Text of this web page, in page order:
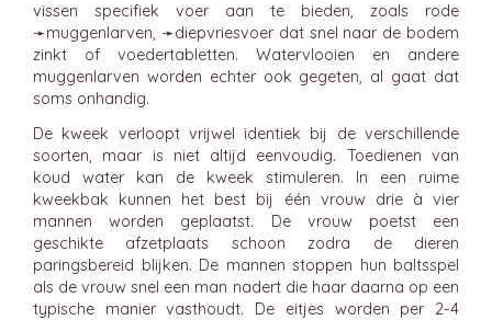
vissen specifiek voer aan te bieden, zoals rode
➛muggenlarven, ➛diepvriesvoerdat snel naar de bodem
zinkt of voedertabletten. Watervlooien en andere
muggenlarven worden echter ook gegeten, al gaat dat
soms onhandig.
De kweek verloopt vrijwel identiek bij de verschillende
soorten, maar is niet altijd eenvoudig. Toedienen van
koud water kan de kweek stimuleren. In een ruime
kweekbak kunnen het best bij één vrouw drie à vier
mannen worden geplaatst. De vrouw poetst een
geschikte afzetplaats schoon zodra de dieren
paringsbereid blijken. De mannen stoppen hun baltsspel
als de vrouw snel een man nadert die haar daarna op een
typische manier vasthoudt. De eitjes worden per 2-4